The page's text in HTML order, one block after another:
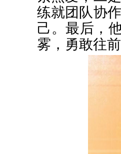
练就团队协
己。最后，
雾，勇敢往